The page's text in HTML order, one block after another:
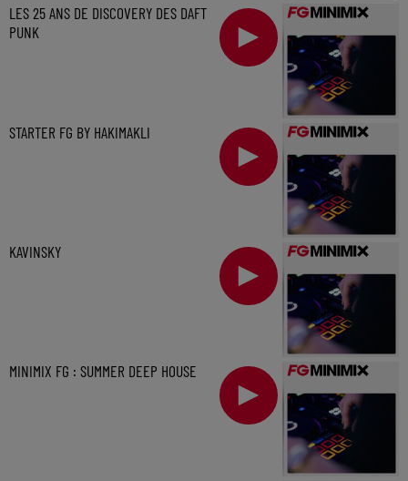
LES 25 ANS DE DISCOVERY DES DAFT
PUNK
STARTER FG BY HAKIMAKLI
KAVINSKY
MINIMIX FG : SUMMER DEEP HOUSE